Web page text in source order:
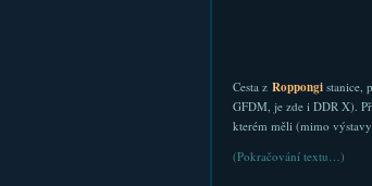
Cesta z Roppongi stanice,
GFDM, je zde i DDR X).
kterém měli (mimo
(Pokračování textu…)